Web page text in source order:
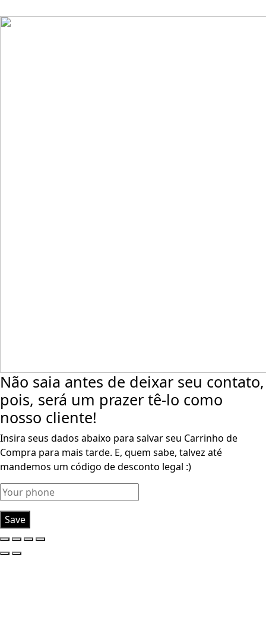
Não saia antes de deixar seu contato,
pois, será um prazer tê-lo como
nosso cliente!
Insira seus dados abaixo para salvar seu Carrinho de
Compra para mais tarde. E, quem sabe, talvez até
mandemos um código de desconto legal :)
Save